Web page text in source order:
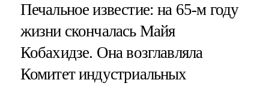
Печальное известие: на 65-м году
жизни скончалась Майя
Кобахидзе. Она возглавляла
Комитет индустриальных